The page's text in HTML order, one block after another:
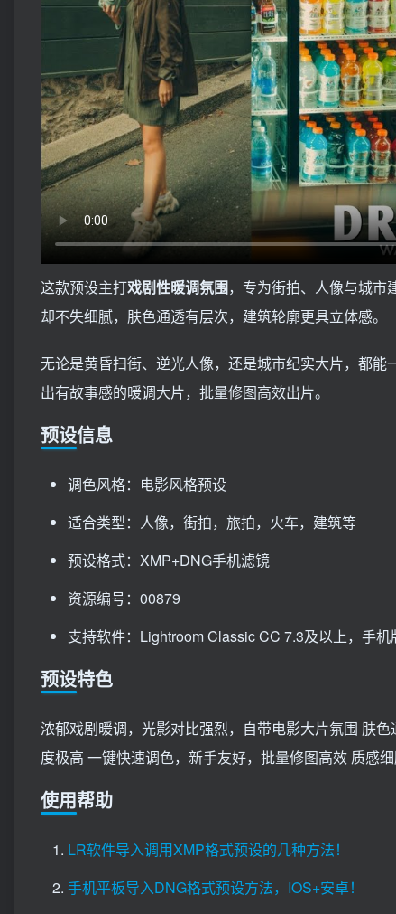
这款预设主打戏剧性暖调氛围，专为街拍、人像与城市
却不失细腻，肤色通透有层次，建筑轮廓更具立体感。
无论是黄昏扫街、逆光人像，还是城市纪实大片，都
出有故事感的暖调大片，批量修图高效出片。
预设信息
调色风格：电影风格预设
适合类型：人像，街拍，旅拍，火车，建筑等
预设格式：XMP+DNG手机滤镜
资源编号：00879
支持软件：Lightroom Classic CC 7.3及以上，手
预设特色
浓郁戏剧暖调，光影对比强烈，自带电影大片氛围 肤
度极高 一键快速调色，新手友好，批量修图高效 质感
使用帮助
LR软件导入调用XMP格式预设的几种方法！
手机平板导入DNG格式预设方法，IOS+安卓！